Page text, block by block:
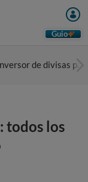
Guio
de divisas
todos los